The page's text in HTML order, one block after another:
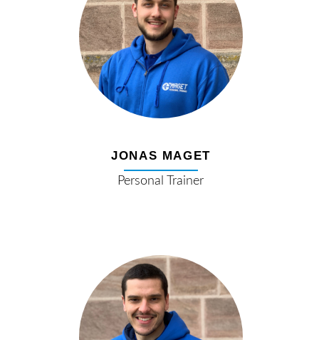
JONAS MAGET
Personal Trainer